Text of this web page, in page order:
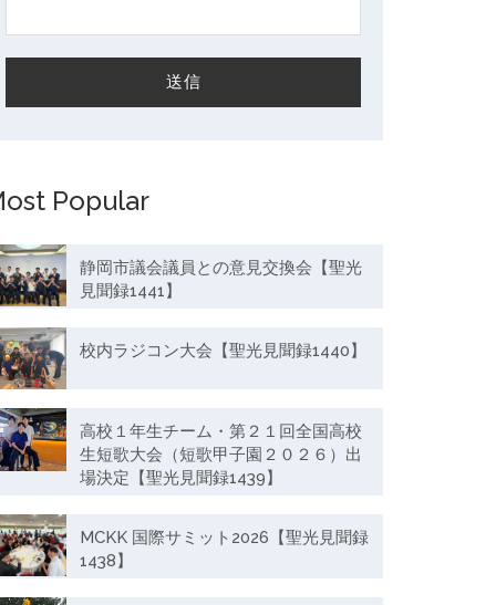
Popular
静岡市議会議員との意見交換会【聖光
見聞録1441】
校内ラジコン大会【聖光見聞録1440】
高校１年生チーム・第２１回全国高校
生短歌大会（短歌甲子園２０２６）出
場決定【聖光見聞録1439】
MCKK 国際サミット2026【聖光見聞録
1438】